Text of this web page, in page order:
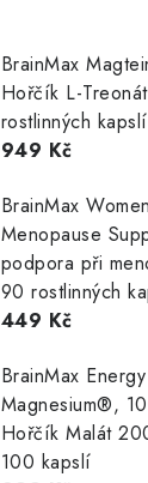
BrainMax
Hořčík L-
rostlinných kapslí
949 Kč
BrainMax Women
Menopause
podpora při
90 rostlinných
449 Kč
BrainMax Energy
Magnesium®,
Hořčík Malát
100 kapslí